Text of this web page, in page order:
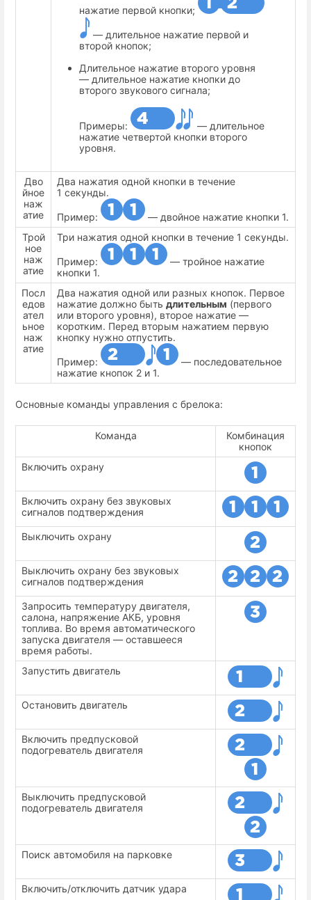
нажатие первой кнопки;
— длительное нажатие первой и
второй кнопок;
Длительное нажатие второго уровня
— длительное нажатие кнопки до
второго звукового сигнала;
Примеры:
— длительное
нажатие четвертой кнопки второго
уровня.
Дво
йное
наж
атие
Два нажатия одной кнопки в течение
1 секунды.
Пример:
— двойное нажатие кнопки 1.
Трой
ное
наж
атие
Три нажатия одной кнопки в течение 1 секунды.
Пример:
— тройное нажатие
кнопки 1.
Посл
едов
ател
ьное
наж
атие
Два нажатия одной или разных кнопок. Первое
нажатие должно быть длительным (первого
или второго уровня), второе нажатие —
коротким. Перед вторым нажатием первую
кнопку нужно отпустить.
Пример:
— последовательное
нажатие кнопок 2 и 1.
Основные команды управления с брелока:
Команда
Комбинация
кнопок
Включить охрану
Включить охрану без звуковых
сигналов подтверждения
Выключить охрану
Выключить охрану без звуковых
сигналов подтверждения
Запросить температуру двигателя,
салона, напряжение АКБ, уровня
топлива. Во время автоматического
запуска двигателя — оставшееся
время работы.
Запустить двигатель
Остановить двигатель
Включить предпусковой
подогреватель двигателя
Выключить предпусковой
подогреватель двигателя
Поиск автомобиля на парковке
Включить/отключить датчик удара